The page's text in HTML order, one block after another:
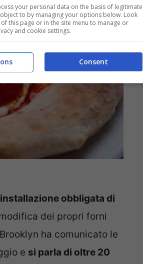
obbligata di
dei propri forni
ha comunicato le
e si parla di oltre 20
your personal data on the basis of legitimate
to by managing your options below. Look
this page or in the site menu to manage or
and cookie settings.
Consent